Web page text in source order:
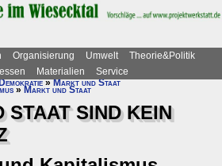
Organisierung Umwelt
Theorie&Politik
Materialien
Service
»Markt und Staat
» Markt und Staat
STAAT SIND KEIN